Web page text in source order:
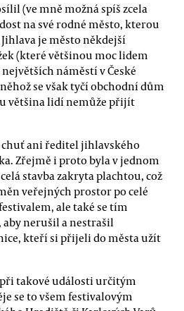
(ve mně možná spíš zcela
na své rodné město, kterou
je město někdejší
(které většinou moc lidem
náměstí v České
se však tyčí obchodní dům
většina lidí nemůže přijít
ani ředitel jihlavského
Zřejmě i proto byla v jednom
stavba zakryta plachtou, což
veřejných prostor po celé
ale také se tím
nerušil a nestrašil
kteří si přijeli do města užít
při takové události určitým
se to všem festivalovým